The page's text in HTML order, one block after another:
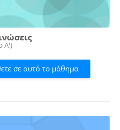
Α')
σε αυτό το μάθημα